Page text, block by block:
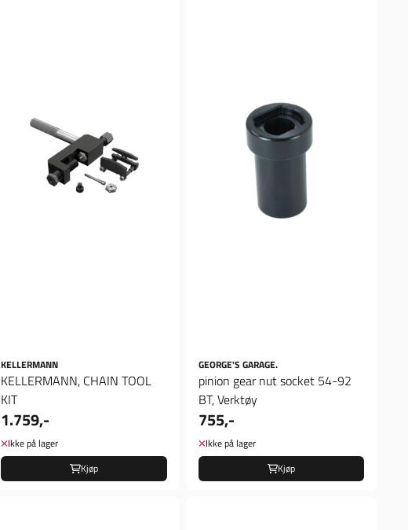
KELLERMANN
KELLERMANN, CHAIN TOOL
KIT
1.759,-
Ikke på lager
Kjøp
GEORGE'S GARAGE.
pinion gear nut socket 54-92
BT, Verktøy
755,-
Ikke på lager
Kjøp